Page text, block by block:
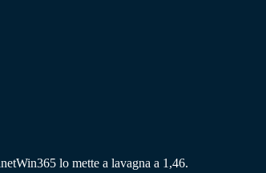
lo mette a lavagna a 1,46.